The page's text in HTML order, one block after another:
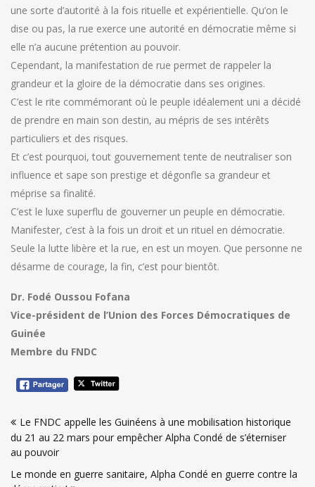
une sorte d’autorité à la fois rituelle et expérientielle. Qu’on le
dise ou pas, la rue exerce une autorité en démocratie même si
elle n’a aucune prétention au pouvoir.
Cependant, la manifestation de rue permet de rappeler la
grandeur et la gloire de la démocratie dans ses origines.
C’est le rite commémorant où le peuple idéalement uni a décidé
de prendre en main son destin, au mépris de ses intérêts
particuliers et des risques.
Et c’est pourquoi, tout gouvernement tente de neutraliser son
influence et sape son prestige et dégonfle sa grandeur et
méprise sa finalité.
C’est le luxe superflu de gouverner un peuple en démocratie.
Manifester, c’est à la fois un droit et un rituel en démocratie.
Seule la lutte libère et la rue, en est un moyen. Que personne ne
désarme de courage, la fin, c’est pour bientôt.
Dr. Fodé Oussou Fofana
Vice-président de l’Union des Forces Démocratiques de
Guinée
Membre du FNDC
de
l’article
Le FNDC appelle les Guinéens à une mobilisation historique
du 21 au 22 mars pour empêcher Alpha Condé de s’éterniser
au pouvoir
Le monde en guerre sanitaire, Alpha Condé en guerre contre la